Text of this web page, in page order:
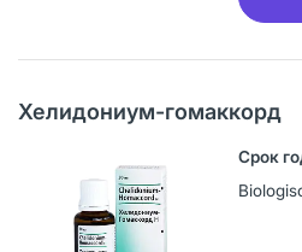
Хелидониум-гомаккорд